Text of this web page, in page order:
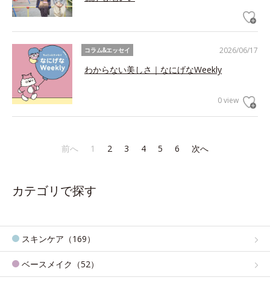
2026/06/17
コラム&エッセイ
わからない美しさ｜なにげなWeekly
0 view
前へ 1 2 3 4 5 6 次へ
カテゴリで探す
スキンケア（169）
ベースメイク（52）